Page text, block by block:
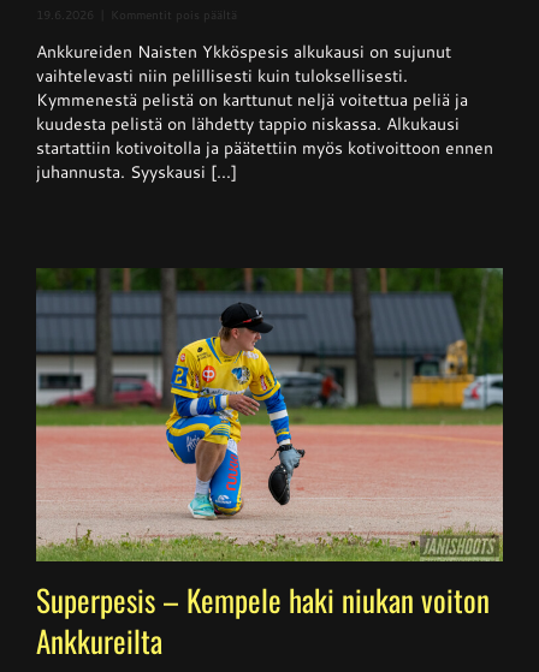
19.6.2026 Kommentit pois päältä
Ykköspesis:
Kangerteleva
kevätkausi
Ankkureiden Naisten Ykköspesis alkukausi on sujunut
vaihtelevasti niin pelillisesti kuin tuloksellisesti.
Kymmenestä pelistä on karttunut neljä voitettua peliä ja
kuudesta pelistä on lähdetty tappio niskassa. Alkukausi
startattiin kotivoitolla ja päätettiin myös kotivoittoon ennen
juhannusta. Syyskausi [...]
Superpesis – Kempele haki niukan voiton
Ankkureilta